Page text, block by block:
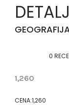
0
1,260
CENA:1,260